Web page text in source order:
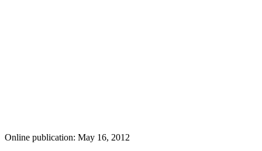
Online publication: May 16, 2012